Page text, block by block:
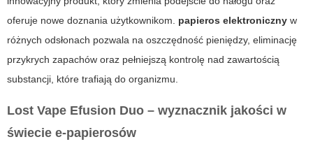
oferuje nowe doznania użytkownikom. papieros elektroniczny w
różnych odsłonach pozwala na oszczędność pieniędzy, eliminację
przykrych zapachów oraz pełniejszą kontrolę nad zawartością
substancji, które trafiają do organizmu.
Lost Vape Efusion Duo – wyznacznik jakości w
świecie e-papierosów